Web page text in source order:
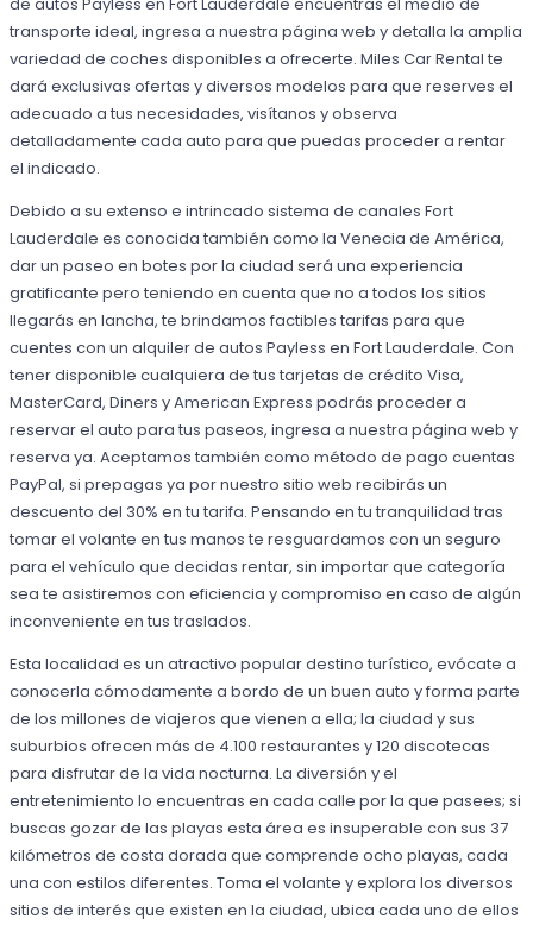
de autos Payless en Fort Lauderdale encuentras el medio de
transporte ideal, ingresa a nuestra página web y detalla la amplia
variedad de coches disponibles a ofrecerte. Miles Car Rental te
dará exclusivas ofertas y diversos modelos para que reserves el
adecuado a tus necesidades, visítanos y observa
detalladamente cada auto para que puedas proceder a rentar
el indicado.
Debido a su extenso e intrincado sistema de canales Fort
Lauderdale es conocida también como la Venecia de América,
dar un paseo en botes por la ciudad será una experiencia
gratificante pero teniendo en cuenta que no a todos los sitios
llegarás en lancha, te brindamos factibles tarifas para que
cuentes con un alquiler de autos Payless en Fort Lauderdale. Con
tener disponible cualquiera de tus tarjetas de crédito Visa,
MasterCard, Diners y American Express podrás proceder a
reservar el auto para tus paseos, ingresa a nuestra página web y
reserva ya. Aceptamos también como método de pago cuentas
PayPal, si prepagas ya por nuestro sitio web recibirás un
descuento del 30% en tu tarifa. Pensando en tu tranquilidad tras
tomar el volante en tus manos te resguardamos con un seguro
para el vehículo que decidas rentar, sin importar que categoría
sea te asistiremos con eficiencia y compromiso en caso de algún
inconveniente en tus traslados.
Esta localidad es un atractivo popular destino turístico, evócate a
conocerla cómodamente a bordo de un buen auto y forma parte
de los millones de viajeros que vienen a ella; la ciudad y sus
suburbios ofrecen más de 4.100 restaurantes y 120 discotecas
para disfrutar de la vida nocturna. La diversión y el
entretenimiento lo encuentras en cada calle por la que pasees; si
buscas gozar de las playas esta área es insuperable con sus 37
kilómetros de costa dorada que comprende ocho playas, cada
una con estilos diferentes. Toma el volante y explora los diversos
sitios de interés que existen en la ciudad, ubica cada uno de ellos